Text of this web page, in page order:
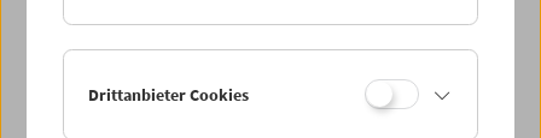
Sa 20.5.
Drittanbieter Cookies